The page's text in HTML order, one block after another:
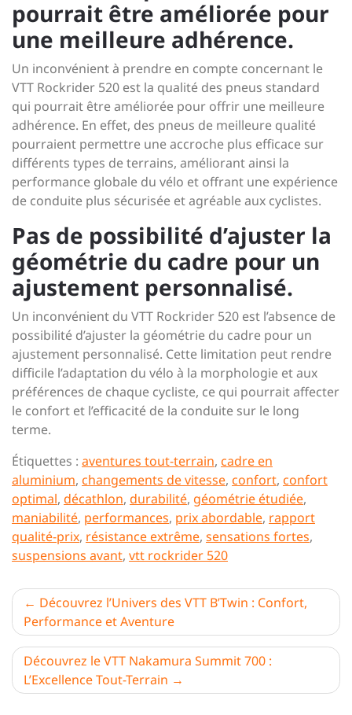
pourrait être améliorée pour
une meilleure adhérence.
Un inconvénient à prendre en compte concernant le
VTT Rockrider 520 est la qualité des pneus standard
qui pourrait être améliorée pour offrir une meilleure
adhérence. En effet, des pneus de meilleure qualité
pourraient permettre une accroche plus efficace sur
différents types de terrains, améliorant ainsi la
performance globale du vélo et offrant une expérience
de conduite plus sécurisée et agréable aux cyclistes.
Pas de possibilité d’ajuster la
géométrie du cadre pour un
ajustement personnalisé.
Un inconvénient du VTT Rockrider 520 est l’absence de
possibilité d’ajuster la géométrie du cadre pour un
ajustement personnalisé. Cette limitation peut rendre
difficile l’adaptation du vélo à la morphologie et aux
préférences de chaque cycliste, ce qui pourrait affecter
le confort et l’efficacité de la conduite sur le long
terme.
Étiquettes : aventures tout-terrain, cadre en
aluminium, changements de vitesse, confort, confort
optimal, décathlon, durabilité, géométrie étudiée,
maniabilité, performances, prix abordable, rapport
qualité-prix, résistance extrême, sensations fortes,
suspensions avant, vtt rockrider 520
Navigation
de
l’article
Découvrez l’Univers des VTT B’Twin : Confort,
Performance et Aventure
Découvrez le VTT Nakamura Summit 700 :
L’Excellence Tout-Terrain